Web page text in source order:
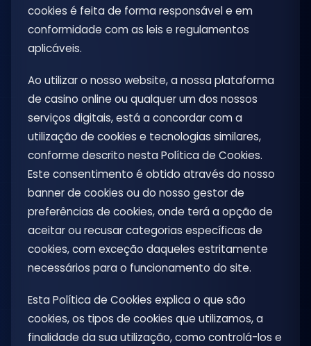
cookies é feita de forma responsável e em
conformidade com as leis e regulamentos
aplicáveis.
Ao utilizar o nosso website, a nossa plataforma
de casino online ou qualquer um dos nossos
serviços digitais, está a concordar com a
utilização de cookies e tecnologias similares,
conforme descrito nesta Política de Cookies.
Este consentimento é obtido através do nosso
banner de cookies ou do nosso gestor de
preferências de cookies, onde terá a opção de
aceitar ou recusar categorias específicas de
cookies, com exceção daqueles estritamente
necessários para o funcionamento do site.
Esta Política de Cookies explica o que são
cookies, os tipos de cookies que utilizamos, a
finalidade da sua utilização, como controlá-los e